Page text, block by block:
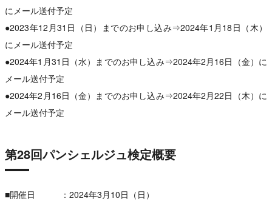
にメール送付予定
●2023年12月31日（日）までのお申し込み⇒2024年1月18日（木）
にメール送付予定
●2024年1月31日（水）までのお申し込み⇒2024年2月16日（金）に
メール送付予定
●2024年2月16日（金）までのお申し込み⇒2024年2月22日（木）に
メール送付予定
第28回パンシェルジュ検定概要
■開催日 ：2024年3月10日（日）